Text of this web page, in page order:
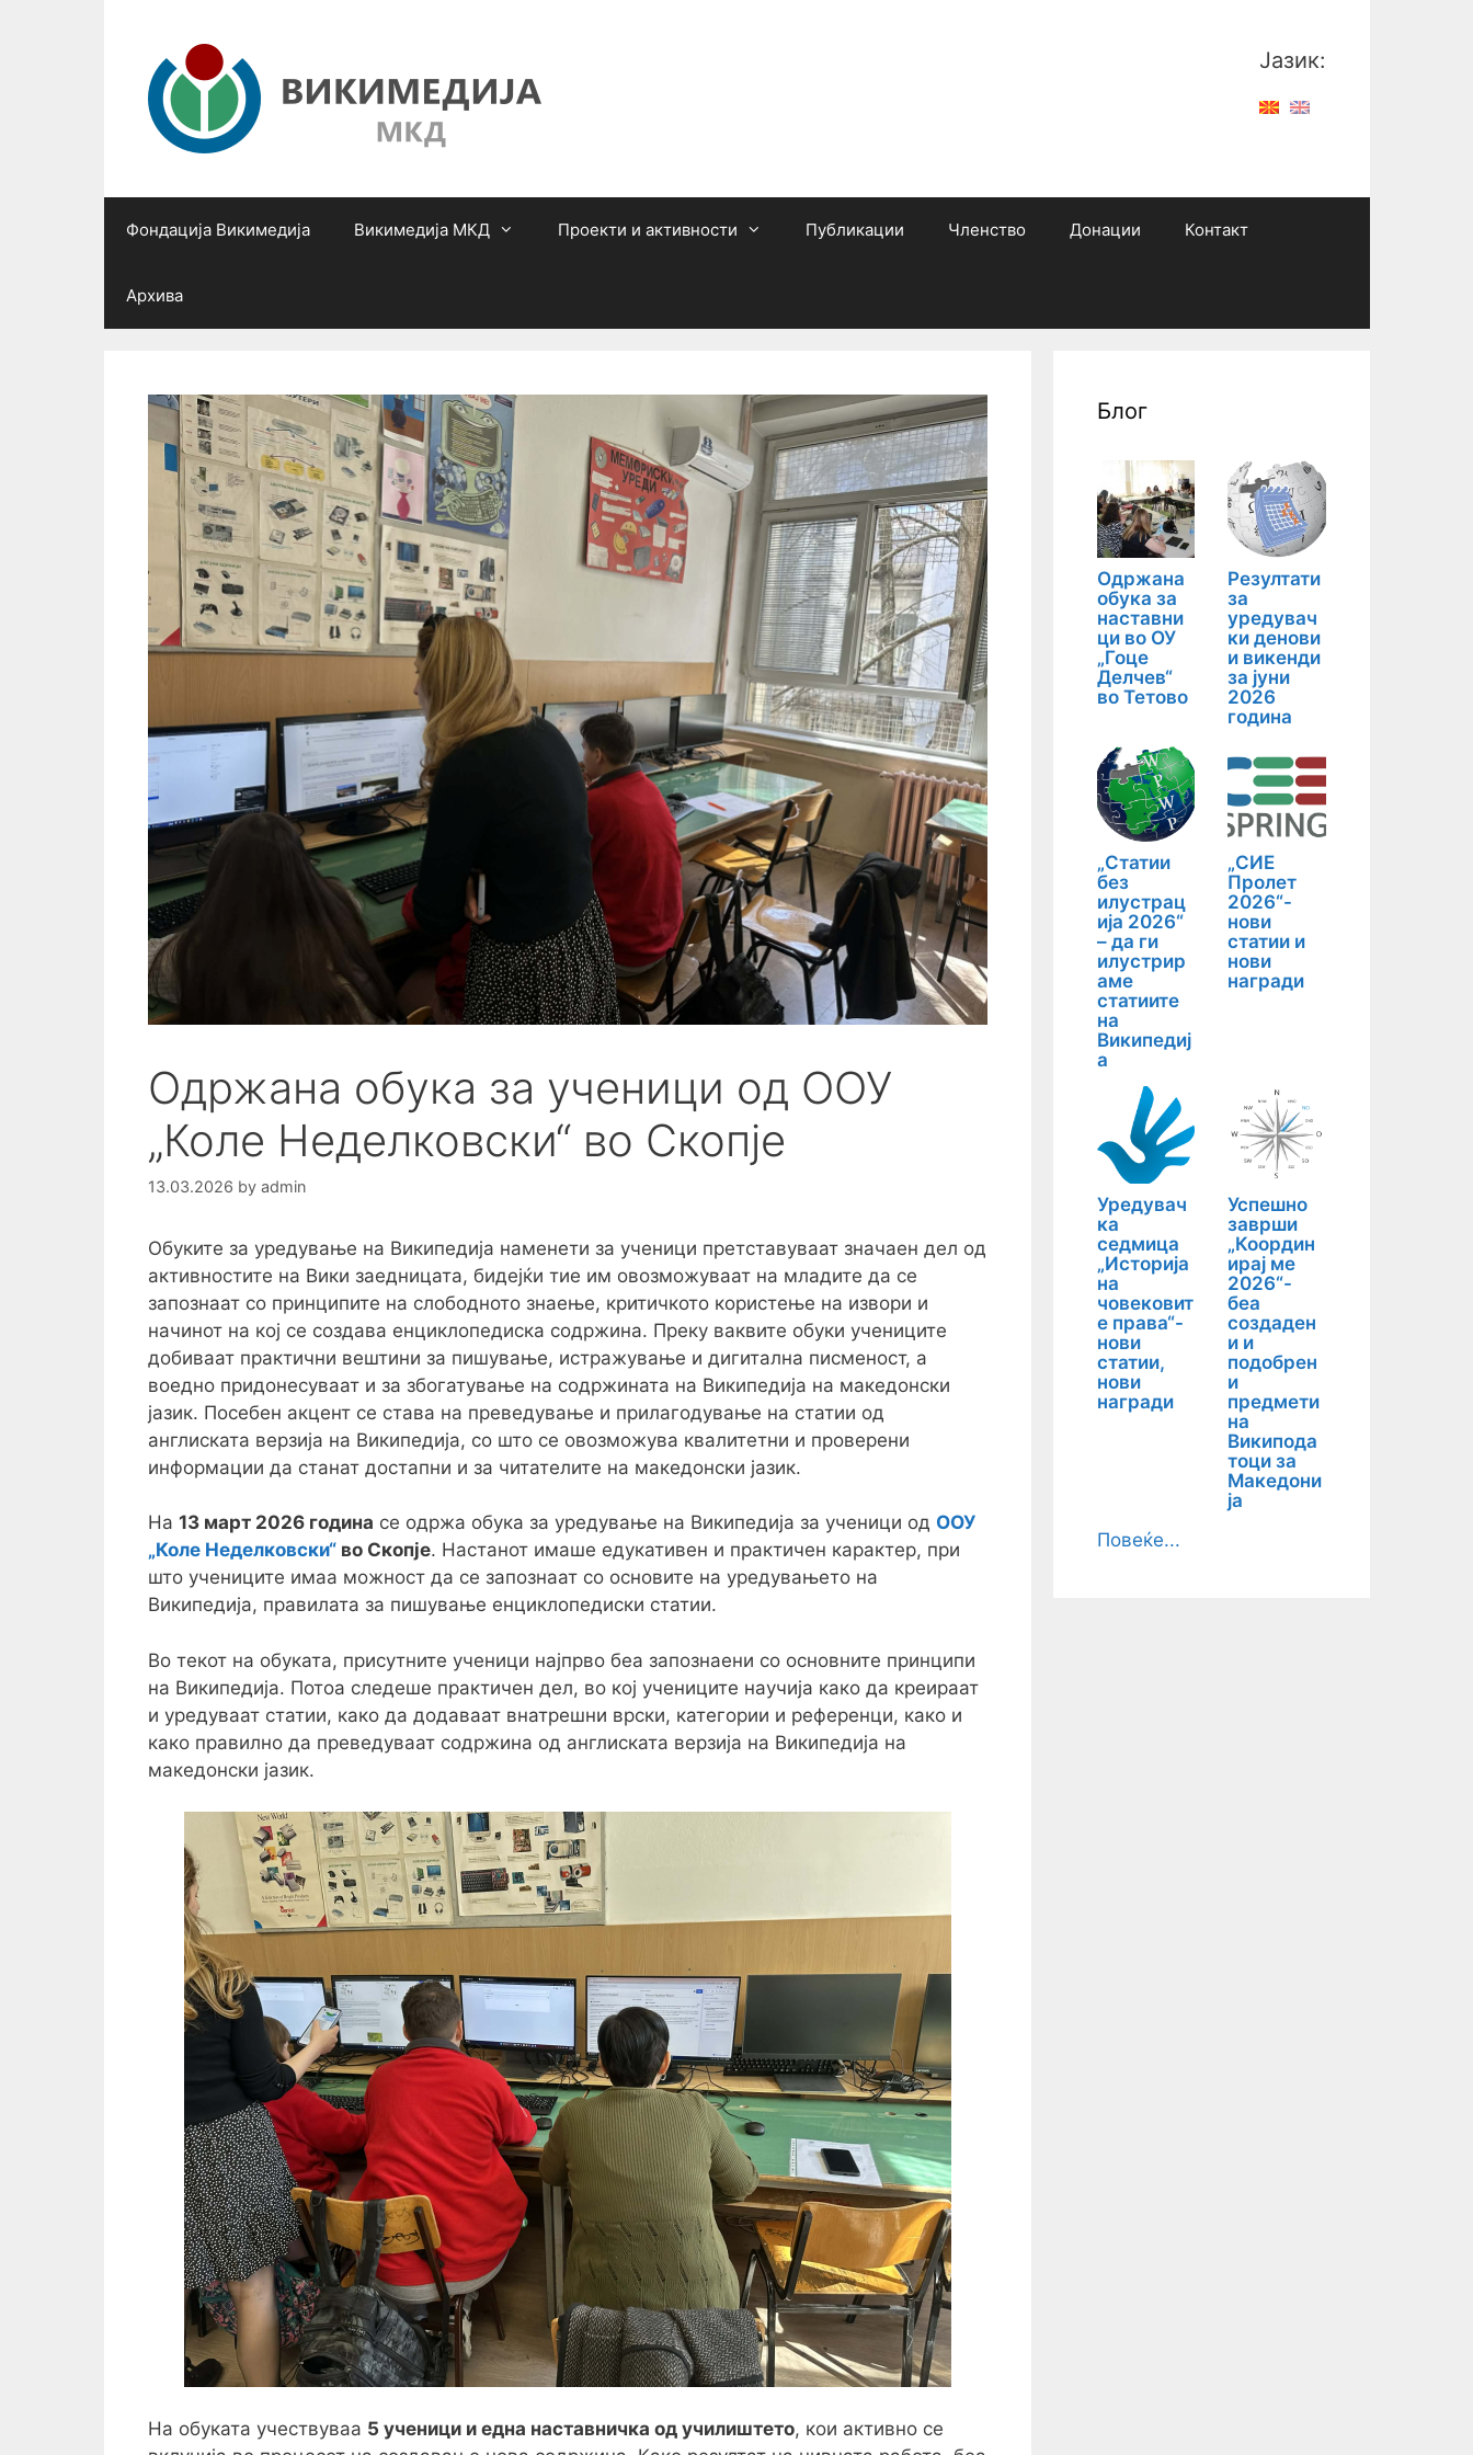
Јазик:
Фондација Викимедија Викимедија МКД Проекти и активности Публикации Членство Донации Контакт
Архива
Одржана обука за ученици од ООУ
„Коле Неделковски“ во Скопје
13.03.2026 by admin
Обуките за уредување на Википедија наменети за ученици претставуваат значаен дел од
активностите на Вики заедницата, бидејќи тие им овозможуваат на младите да се
запознаат со принципите на слободното знаење, критичкото користење на извори и
начинот на кој се создава енциклопедиска содржина. Преку ваквите обуки учениците
добиваат практични вештини за пишување, истражување и дигитална писменост, а
воедно придонесуваат и за збогатување на содржината на Википедија на македонски
јазик. Посебен акцент се става на преведување и прилагодување на статии од
англиската верзија на Википедија, со што се овозможува квалитетни и проверени
информации да станат достапни и за читателите на македонски јазик.
На 13 март 2026 година се одржа обука за уредување на Википедија за ученици од ООУ
„Коле Неделковски“во Скопје. Настанот имаше едукативен и практичен карактер, при
што учениците имаа можност да се запознаат со основите на уредувањето на
Википедија, правилата за пишување енциклопедиски статии.
Во текот на обуката, присутните ученици најпрво беа запознаени со основните принципи
на Википедија. Потоа следеше практичен дел, во кој учениците научија како да креираат
и уредуваат статии, како да додаваат внатрешни врски, категории и референци, како и
како правилно да преведуваат содржина од англиската верзија на Википедија на
македонски јазик.
На обуката учествуваа 5 ученици и една наставничка од училиштето, кои активно се
Блог
Одржана
обука за
наставни
ци во ОУ
„Гоце
Делчев“
во Тетово
Резултати
за
уредувач
ки денови
и викенди
за јуни
2026
година
„Статии
без
илустрац
ија 2026“
– да ги
илустрир
аме
статиите
на
Википедиј
а
„СИЕ
Пролет
2026“-
нови
статии и
нови
награди
Уредувач
ка
седмица
„Историја
на
човековит
е права“-
нови
статии,
нови
награди
Успешно
заврши
„Координ
ирај ме
2026“-
беа
создаден
и и
подобрен
и
предмети
на
Википода
тоци за
Македони
ја
Повеќе...